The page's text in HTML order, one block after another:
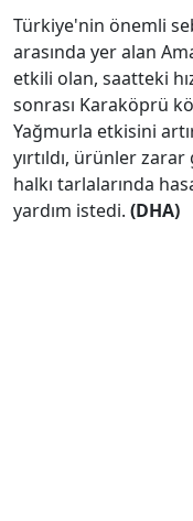
Türkiye'nin önemli
arasında yer alan
etkili olan, saatteki
sonrası Karaköprü
Yağmurla etkisini
yırtıldı, ürünler
halkı tarlalarında
yardım istedi. (DHA)